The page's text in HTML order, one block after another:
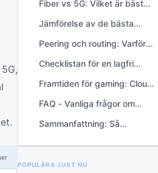
Fiber vs 5G: Vilket är bäst
Jämförelse av de bästa
2026
Peering och routing: Varför
Checklistan för en lagfri
Framtiden för gaming: Cloud
FAQ - Vanliga frågor om
Sammanfattning: Så
POPULÄRA JUST NU